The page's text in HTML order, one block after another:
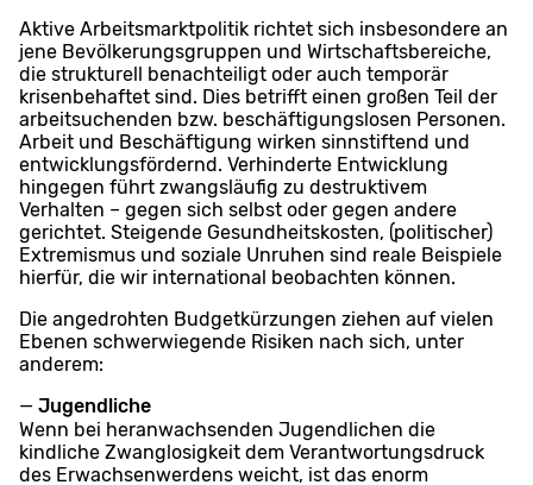
Aktive Arbeitsmarktpolitik richtet sich insbesondere an
jene Bevölkerungsgruppen und Wirtschaftsbereiche,
die strukturell benachteiligt oder auch temporär
krisenbehaftet sind. Dies betrifft einen großen Teil der
arbeitsuchenden bzw. beschäftigungslosen Personen.
Arbeit und Beschäftigung wirken sinnstiftend und
entwicklungsfördernd. Verhinderte Entwicklung
hingegen führt zwangsläufig zu destruktivem
Verhalten – gegen sich selbst oder gegen andere
gerichtet. Steigende Gesundheitskosten, (politischer)
Extremismus und soziale Unruhen sind reale Beispiele
hierfür, die wir international beobachten können.
Die angedrohten Budgetkürzungen ziehen auf vielen
Ebenen schwerwiegende Risiken nach sich, unter
anderem:
Jugendliche
Wenn bei heranwachsenden Jugendlichen die
kindliche Zwanglosigkeit dem Verantwortungsdruck
des Erwachsenwerdens weicht, ist das enorm